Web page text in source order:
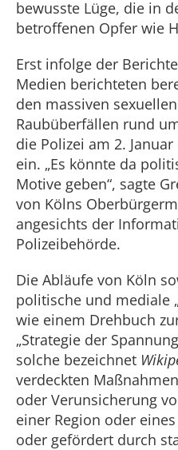
bewusste Lüge, die in
betroffenen Opfer wie
Erst infolge der
Medien berichteten
den massiven
Raubüberfällen rund
die Polizei am 2.
ein. „Es könnte da
Motive geben“, sagte
von Kölns
angesichts der
Polizeibehörde.
Die Abläufe von Köln
politische und mediale
wie einem Drehbuch
„Strategie der
solche bezeichnet
verdeckten
oder Verunsicherung
einer Region oder
oder gefördert durch